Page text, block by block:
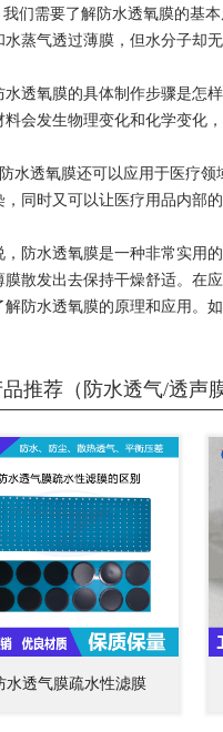
们需要了解防水透氧膜的基
水蒸气透过薄膜，但水分子却
水透氧膜的具体制作步骤是怎
料会发生物理变化和化学变化
水透氧膜还可以应用于医疗
，同时又可以让医疗用品内部
，防水透氧膜是一种非常实用
膜散发出去保持干燥舒适。在
解防水透氧膜的原理和应用。
推荐（防水透气/透声膜
水透气膜疏水性滤膜